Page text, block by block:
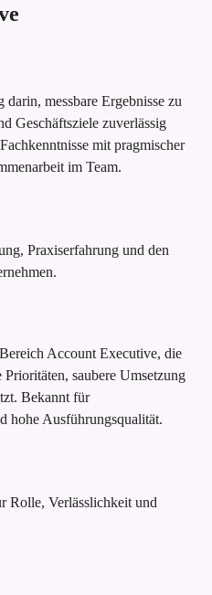
messbare Ergebnisse zu
Geschäftsziele zuverlässig
mit pragmischer
im Team.
Praxiserfahrung und den
Account Executive, die
saubere Umsetzung
Bekannt für
hohe Ausführungsqualität.
Rolle, Verlässlichkeit und